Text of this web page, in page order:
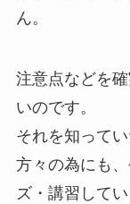
ん。
注意点などを
いのです。
それを知って
方々の為にも
ズ・講習して